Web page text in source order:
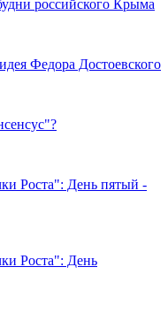
российского Крыма
Федора Достоевского
Роста": День пятый -
Роста": День